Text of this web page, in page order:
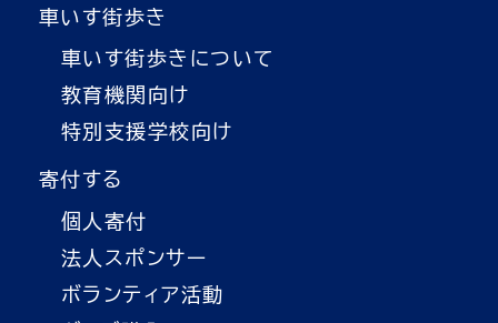
車いす街歩き
車いす街歩きについて
教育機関向け
特別支援学校向け
寄付する
個人寄付
法人スポンサー
ボランティア活動